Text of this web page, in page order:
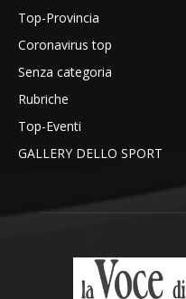
Top-Provincia
Coronavirus top
Senza categoria
Rubriche
Top-Eventi
GALLERY DELLO SPORT